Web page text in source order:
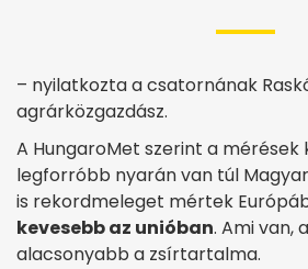
– nyilatkozta a csatornának
agrárközgazdász.
A HungaroMet szerint a mérések
legforróbb nyarán van túl
is rekordmeleget mértek
kevesebb az unióban. Ami van,
alacsonyabb a zsírtartalma.